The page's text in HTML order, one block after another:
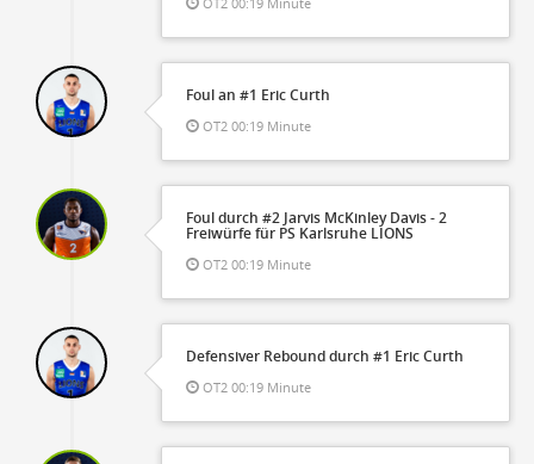
Foul an #1 Eric Curth
OT2 00:19 Minute
Foul durch #2 Jarvis McKinley Davis - 2
Freiwürfe für PS Karlsruhe LIONS
OT2 00:19 Minute
Defensiver Rebound durch #1 Eric Curth
OT2 00:19 Minute